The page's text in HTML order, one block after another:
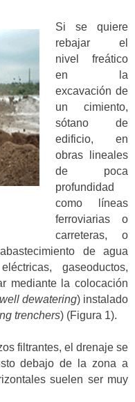
Si se quiere
rebajar el
nivel freático
en la
excavación de
un cimiento,
sótano de
edificio, en
obras lineales
de poca
profundidad
como líneas
ferroviarias o
carreteras, o
de agua
gaseoductos,
mediante la colocación
dewatering) instalado
trenchers) (Figura 1).
filtrantes, el drenaje se
debajo de la zona a
suelen ser muy